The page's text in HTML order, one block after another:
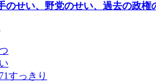
のせい、野党のせい、過去の政
すっきり